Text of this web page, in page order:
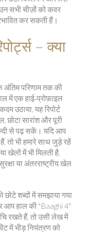
उन सभी चीज़ों को कवर
कर सकती हैं।
– क्या
परिणाम तक की
में एक हाई‑प्रोफ़ाइल
उठाया, यह रिपोर्ट
छोटा सारांश और पूरी
से पढ़ सकें। यदि आप
तो भी हमारे साथ जुड़े रहें
खेलों में भी मिलती है,
या अंतरराष्ट्रीय खेल
शब्दों में समझाया गया
हाल की "Baaghi 4"
रखते हैं, तो उसी लेख में
में भीड़ नियंत्रण को